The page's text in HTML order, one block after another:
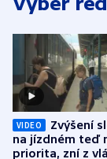
VIDEO
Zvýšení
na jízdném teď
priorita, zní z